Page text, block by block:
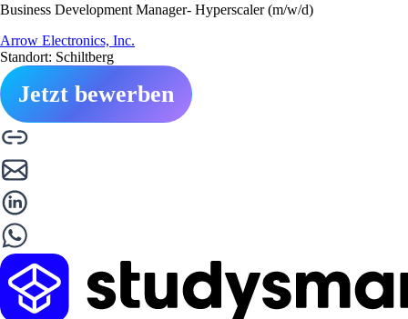
Business Development Manager- Hyperscaler (m/w/d)
Arrow Electronics, Inc.
Standort: Schiltberg
Jetzt bewerben